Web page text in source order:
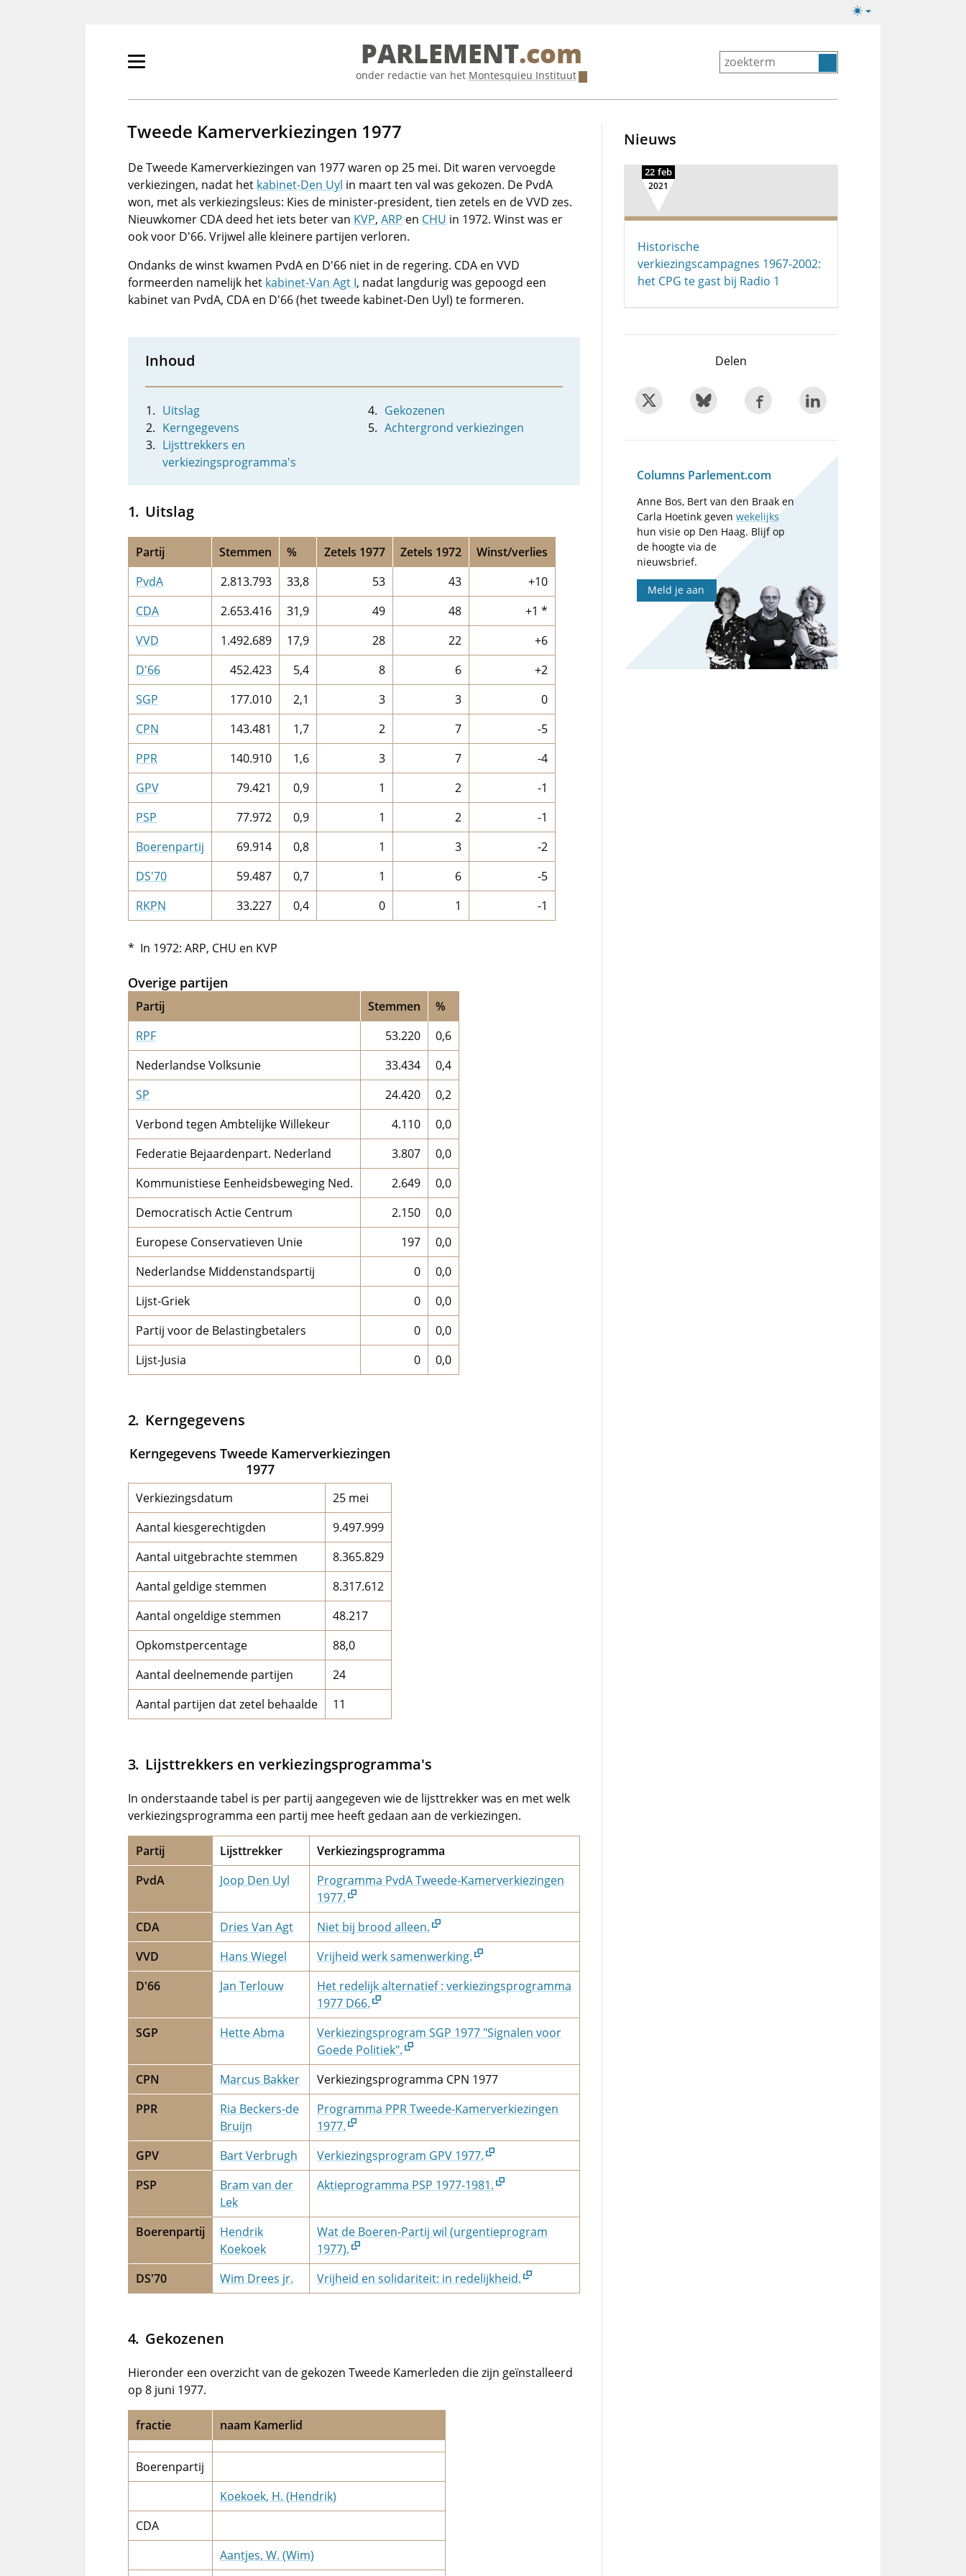
Lichte/donkere
Primair
tonen/verbergen
PARLEMENT.com
onder redactie van het Montesquieu Instituut
Tweede Kamerverkiezingen 1977
De Tweede Kamerverkiezingen van 1977 waren op 25 mei. Dit waren vervoegde
verkiezingen, nadat het kabinet-Den Uyl in maart ten val was gekozen. De PvdA
won, met als verkiezingsleus: Kies de minister-president, tien zetels en de VVD zes.
Nieuwkomer CDA deed het iets beter van KVP, ARP en CHU in 1972. Winst was er
ook voor D'66. Vrijwel alle kleinere partijen verloren.
Ondanks de winst kwamen PvdA en D'66 niet in de regering. CDA en VVD
formeerden namelijk het kabinet-Van Agt I, nadat langdurig was gepoogd een
kabinet van PvdA, CDA en D'66 (het tweede kabinet-Den Uyl) te formeren.
Inhoud
Uitslag
Kerngegevens
Lijsttrekkers en
verkiezingsprogramma's
Gekozenen
Achtergrond verkiezingen
Uitslag
Partij Stemmen % Zetels 1977 Zetels 1972
Winst/verlies
PvdA
2.813.793 33,8 53 43
+10
CDA
2.653.416 31,9 49 48
+1 *
VVD
1.492.689 17,9 28 22
+6
D'66
452.423 5,4 8 6
+2
SGP
177.010 2,1 3 3
0
CPN
143.481 1,7 2 7
-5
PPR
140.910 1,6 3 7
-4
GPV
79.421 0,9 1 2
-1
PSP
77.972 0,9 1 2
-1
Boerenpartij
69.914 0,8 1 3
-2
DS'70
59.487 0,7 1 6
-5
RKPN
33.227 0,4 0 1 -1
* In 1972: ARP, CHU en KVP
Overige partijen
Partij Stemmen
%
RPF
53.220
0,6
Nederlandse Volksunie
33.434
0,4
SP
24.420
0,2
Verbond tegen Ambtelijke Willekeur
4.110
0,0
Federatie Bejaardenpart. Nederland
3.807
0,0
Kommunistiese Eenheidsbeweging Ned.
2.649
0,0
Democratisch Actie Centrum
2.150
0,0
Europese Conservatieven Unie
197
0,0
Nederlandse Middenstandspartij
0
0,0
Lijst-Griek
0
0,0
Partij voor de Belastingbetalers
0
0,0
Lijst-Jusia
0 0,0
Kerngegevens
Kerngegevens Tweede Kamerverkiezingen
1977
Verkiezingsdatum
25 mei
Aantal kiesgerechtigden
9.497.999
Aantal uitgebrachte stemmen
8.365.829
Aantal geldige stemmen
8.317.612
Aantal ongeldige stemmen
48.217
Opkomstpercentage
88,0
Aantal deelnemende partijen
24
Aantal partijen dat zetel behaalde
11
Lijsttrekkers en verkiezingsprogramma's
In onderstaande tabel is per partij aangegeven wie de lijsttrekker was en met welk
verkiezingsprogramma een partij mee heeft gedaan aan de verkiezingen.
Partij Lijsttrekker
Verkiezingsprogramma
PvdA
Joop Den Uyl
Programma PvdA Tweede-Kamerverkiezingen
1977.
CDA
Dries Van Agt
Niet bij brood alleen.
VVD
Hans Wiegel
Vrijheid werk samenwerking.
D'66
Jan Terlouw
Het redelijk alternatief : verkiezingsprogramma
1977 D66.
SGP
Hette Abma
Verkiezingsprogram SGP 1977 "Signalen voor
Goede Politiek".
CPN
Marcus Bakker
Verkiezingsprogramma CPN 1977
PPR
Ria Beckers-de
Bruijn
Programma PPR Tweede-Kamerverkiezingen
1977.
GPV
Bart Verbrugh
Verkiezingsprogram GPV 1977.
PSP
Bram van der
Lek
Aktieprogramma PSP 1977-1981.
Boerenpartij
Hendrik
Koekoek
Wat de Boeren-Partij wil (urgentieprogram
1977).
DS'70
Wim Drees jr. Vrijheid en solidariteit: in redelijkheid.
Gekozenen
Hieronder een overzicht van de gekozen Tweede Kamerleden die zijn geïnstalleerd
op 8 juni 1977.
fractie naam Kamerlid
Boerenpartij
Koekoek, H. (Hendrik)
CDA
Aantjes, W. (Wim)
Nieuws
22 feb
2021
Historische
verkiezingscampagnes 1967-2002:
het CPG te gast bij Radio 1
Delen
Columns Parlement.com
Anne Bos, Bert van den Braak en
Carla Hoetink gevenwekelijks
hun visie op Den Haag. Blijf op
de hoogte via de
nieuwsbrief.
Meld je aan